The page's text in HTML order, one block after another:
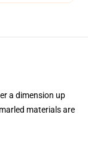
a dimension up
materials are